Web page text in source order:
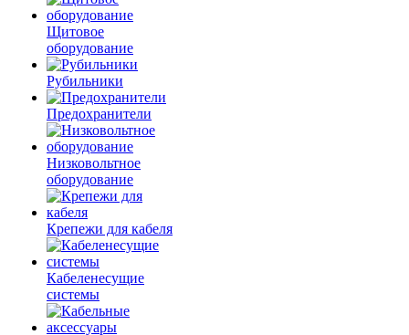
Щитовое
оборудование
Рубильники
Предохранители
Низковольтное
оборудование
Крепежи для кабеля
Кабеленесущие
системы